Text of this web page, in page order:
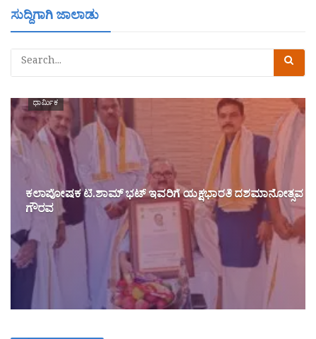
ಸುದ್ದಿಗಾಗಿ ಜಾಲಾಡು
ಧಾರ್ಮಿಕ
ಕಲಾಪೋಷಕ ಟಿ.ಶಾಮ್ ಭಟ್ ಇವರಿಗೆ ಯಕ್ಷಭಾರತಿ ದಶಮಾನೋತ್ಸವ
ಗೌರವ